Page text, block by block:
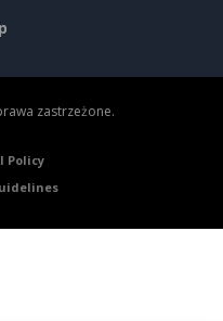
zastrzeżone.
Policy